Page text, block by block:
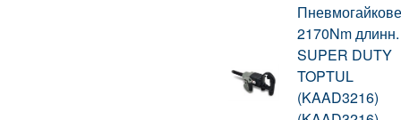
2170Nm
SUPER DUTY
TOPTUL
(KAAD3216)